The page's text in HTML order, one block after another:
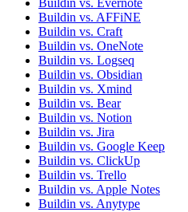
Buildin vs. Evernote
Buildin vs. AFFiNE
Buildin vs. Craft
Buildin vs. OneNote
Buildin vs. Logseq
Buildin vs. Obsidian
Buildin vs. Xmind
Buildin vs. Bear
Buildin vs. Notion
Buildin vs. Jira
Buildin vs. Google Keep
Buildin vs. ClickUp
Buildin vs. Trello
Buildin vs. Apple Notes
Buildin vs. Anytype